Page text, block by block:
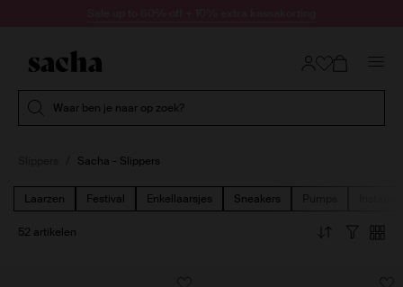
Waar ben je naar op zoek?
Sacha - Slippers
Laarzen Festival Enkellaarsjes Sneakers Pumps
52 artikelen